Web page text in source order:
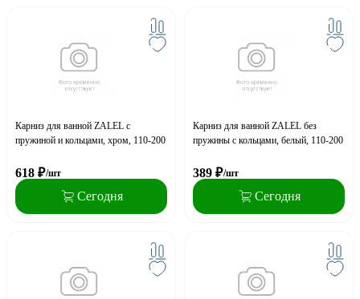
Карниз для ванной ZALEL с
пружиной и кольцами, хром, 110-200
618 ₽/шт
Сегодня
Карниз для ванной ZALEL без
пружины с кольцами, белый, 110-200
389 ₽/шт
Сегодня